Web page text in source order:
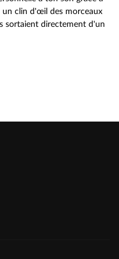
un clin d'œil des morceaux
sortaient directement d'un